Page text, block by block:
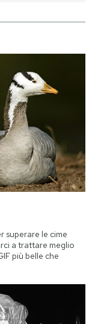
superare le cime
a trattare meglio
più belle che